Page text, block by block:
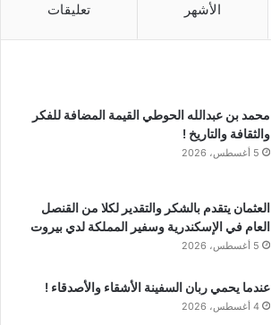
الأشهر تعليقات
محمد بن عبدالله الحوطي القيمة المضافة للفكر
والثقافة والتاريخ !
5 أغسطس، 2026
العثمان يتقدم بالشكر والتقدير لكلا من القنصل
العام في الإسكندرية وسفير المملكة لدي بيروت
5 أغسطس، 2026
عندما يحمي ربان السفينة الأشقاء والأصدقاء !
4 أغسطس، 2026